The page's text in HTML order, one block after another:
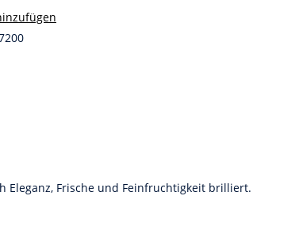
Eleganz, Frische und Feinfruchtigkeit brilliert.